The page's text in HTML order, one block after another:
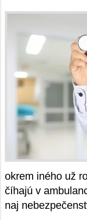
okrem iného už
číhajú v
naj